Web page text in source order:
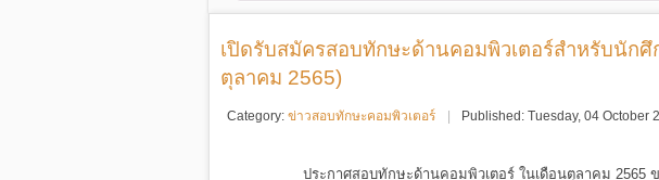
เปิดรับสมัครสอบทักษะด้านคอมพิวเตอร์สำหรับนัก
ตุลาคม 2565)
Category: ข่าวสอบทักษะคอมพิวเตอร์ Published: Tuesday, 04 October
ประกาศสอบทักษะด้านคอมพิวเตอร์ ในเดือนตุลาคม